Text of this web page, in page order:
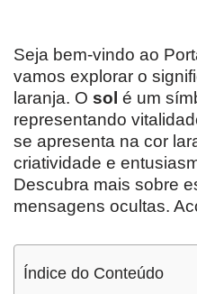
Seja bem-vindo ao
vamos explorar o
laranja. O sol é um
representando
se apresenta na cor
criatividade e
Descubra mais sobre
mensagens ocultas.
Índice do Conteúdo